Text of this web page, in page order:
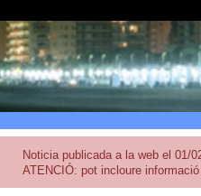
Noticia publicada a la web el 01/
ATENCIÓ: pot incloure